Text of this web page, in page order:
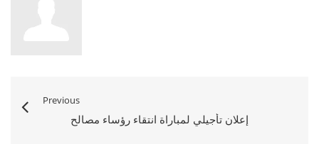
Previous
إعلان تأجيلي لمباراة انتقاء رؤساء مصالح